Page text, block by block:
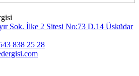
Sok. İlke 2 Sitesi No:73 D.14 Üsküdar
838 25 28